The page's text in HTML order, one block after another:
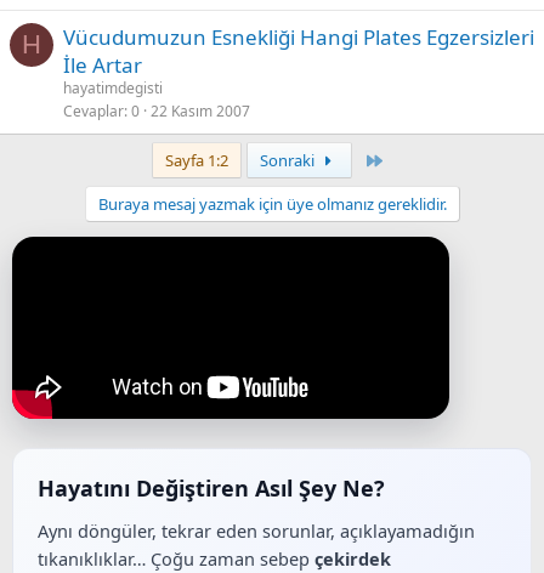
H
Vücudumuzun Esnekliği Hangi Plates Egzersizleri
İle Artar
hayatimdegisti
Cevaplar 0 22 Kasım 2007
Sayfa 1:2 Sonraki
Buraya mesaj yazmak için üye olmanız gereklidir.
Hayatını Değiştiren Asıl Şey Ne?
Aynı döngüler, tekrar eden sorunlar, açıklayamadığın
tıkanıklıklar… Çoğu zaman sebep çekirdek